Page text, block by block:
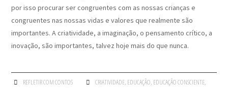
por isso procurar ser congruentes com as nossas crianças e
congruentes nas nossas vidas e valores que realmente são
importantes. A criatividade, a imaginação, o pensamento crítico, a
inovação, são importantes, talvez hoje mais do que nunca.
REFLETIR COM CONTOS CRIATIVIDADE, EDUCAÇÃO, EDUCAÇÃO CONSCIENTE,